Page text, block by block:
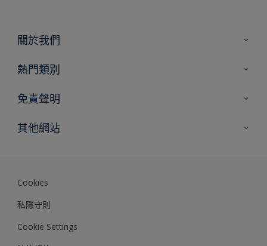
關於我們
聯絡我們
熱門類別
尋找顏色
專家見解
免責聲明
色彩準確度
其他網站
Cookies
私隱守則
Cookie Settings